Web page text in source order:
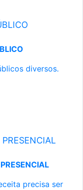
diversos.
precisa ser